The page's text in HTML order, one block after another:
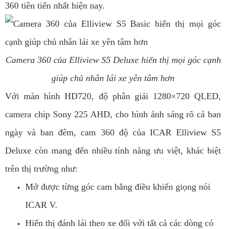
360 tiên tiến nhất hiện nay.
Camera 360 của Elliview S5 Deluxe hiển thị mọi góc cạnh
giúp chủ nhân lái xe yên tâm hơn
Với màn hình HD720, độ phân giải 1280×720 QLED,
camera chip Sony 225 AHD, cho hình ảnh sáng rõ cả ban
ngày và ban đêm, cam 360 độ của ICAR Elliview S5
Deluxe còn mang đến nhiều tính năng ưu việt, khác biệt
trên thị trường như:
Mở được từng góc cam bằng điều khiển giọng nói
ICAR V.
Hiển thị đánh lái theo xe đối với tất cả các dòng có